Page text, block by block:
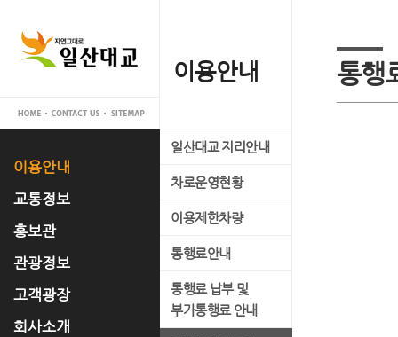
이용안내
이용안내
일산대교 지리안내
차로운영현황
이용제한차량
통행료안내
통행료 납부 및
부가통행료 안내
교통정보
교통정보
실시간 교통정보
교통관리 시스템 소개
홍보관
홍보관
일산대교 갤러리
홍보 동영상
언론 속 일산대교
자료실
관광정보
관광정보
관광명소
축제정보
문화유적
맛집정보
고객광장
고객광장
공지사항
고객의 소리
FAQ
회사소개
회사소개
대표이사 인사말
사업개요
사업추진경과
운영조직
경영공시
협력업체
입찰공고
통행